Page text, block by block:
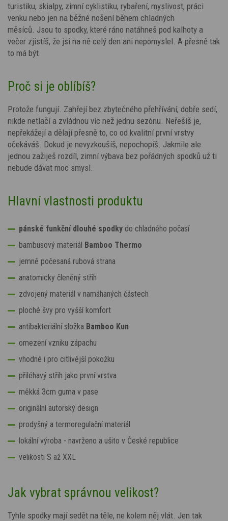
turistiku, skialpy, zimní cyklistiku, rybaření, myslivost, práci
venku nebo jen na běžné nošení během chladných
měsíců. Jsou to spodky, které ráno natáhneš pod kalhoty a
večer zjistíš, že jsi na ně celý den ani nepomyslel. A přesně tak
to má být.
Proč si je oblíbíš?
Protože fungují. Zahřejí bez zbytečného přehřívání, dobře sedí,
nikde netlačí a zvládnou víc než jednu sezónu. Neřešíš je,
nepřekážejí a dělají přesně to, co od kvalitní první vrstvy
očekáváš. Dokud je nevyzkoušíš, nepochopíš. Jakmile ale
jednou zažiješ rozdíl, zimní výbava bez pořádných spodků už ti
nebude dávat moc smysl.
Hlavní vlastnosti produktu
pánské funkční dlouhé spodky do chladného počasí
bambusový materiál Bamboo Thermo
jemně počesaná rubová strana
anatomicky členěný střih
zdvojený materiál v namáhaných částech
ploché švy pro vyšší komfort
antibakteriální složka Bamboo Kun
omezení vzniku zápachu
vhodné i pro citlivější pokožku
přiléhavý střih jako první vrstva
měkká 3cm guma v pase
originální autorský design
prodyšný a termoregulační materiál
lokální výroba - navrženo a ušito v České republice
velikosti S až XXL
Jak vybrat správnou velikost?
Tyhle spodky mají sedět na těle, ne kolem něj vlát. Jen tak